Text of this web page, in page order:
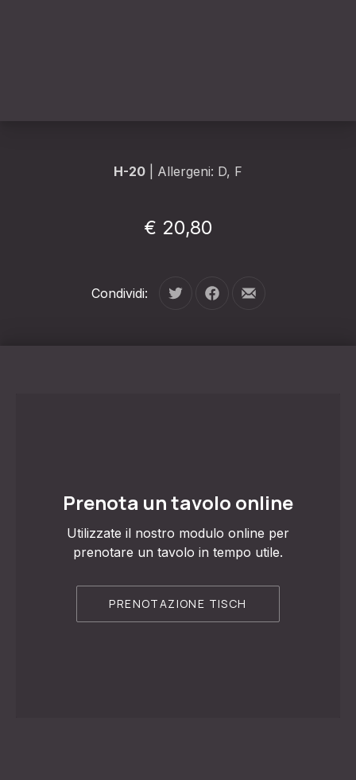
H-20 | Allergeni: D, F
€ 20,80
Condividi: Tweet Condividi su Facebook
Condividi per e-mail
Prenota un tavolo online
Utilizzate il nostro modulo online per
prenotare un tavolo in tempo utile.
PRENOTAZIONE TISCH
PRECEDENTE